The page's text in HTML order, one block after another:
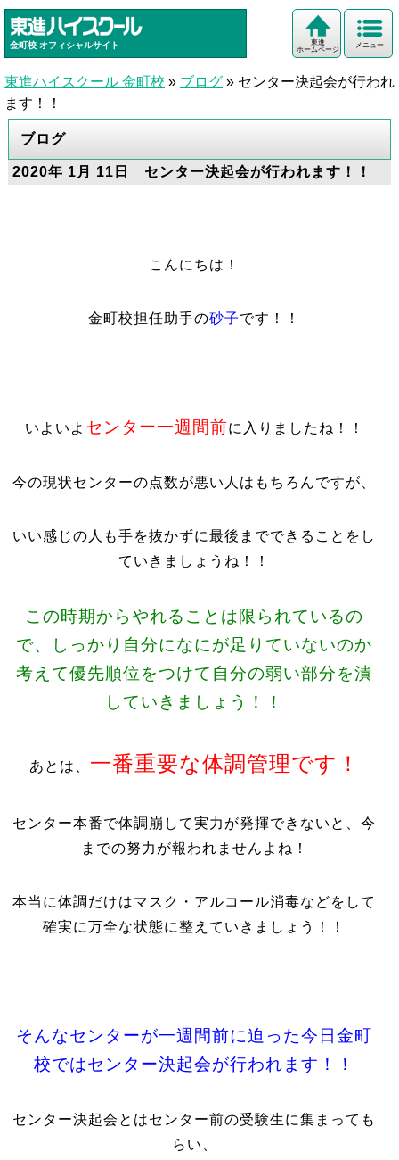
金町校 オフィシャルサイト メニュー
東進
ホームページ
東進ハイスクール 金町校 » ブログ » センター決起会が行われ
ます！！
ブログ
2020年 1月 11日 センター決起会が行われます！！
こんにちは！
金町校担任助手の砂子です！！
いよいよ センター一週間前に入りましたね！！
今の現状センターの点数が悪い人はもちろんですが、
いい感じの人も手を抜かずに最後までできることをし
ていきましょうね！！
この時期からやれることは限られているの
で、しっかり自分になにが足りていないのか
考えて優先順位をつけて自分の弱い部分を潰
していきましょう！！
あとは、 一番重要な体調管理です！
センター本番で体調崩して実力が発揮できないと、今
までの努力が報われませんよね！
本当に体調だけはマスク・アルコール消毒などをして
確実に万全な状態に整えていきましょう！！
そんなセンターが一週間前に迫った今日金町
校ではセンター決起会が行われます！！
センター決起会とはセンター前の受験生に集まっても
らい、